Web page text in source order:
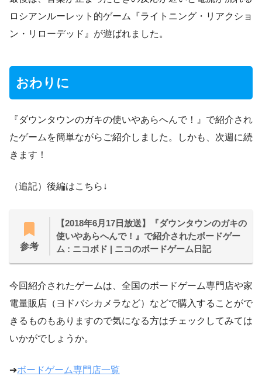
ロシアンルーレット的ゲーム『ライトニング・リアクショ
ン・リローデッド』が遊ばれました。
おわりに
『ダウンタウンのガキの使いやあらへんで！』で紹介され
たゲームを簡単ながらご紹介しました。しかも、次週に続
きます！
（追記）後編はこちら↓
参考
【2018年6月17日放送】『ダウンタウンのガキの
使いやあらへんで！』で紹介されたボードゲー
ム : ニコボド | ニコのボードゲーム日記
今回紹介されたゲームは、全国のボードゲーム専門店や家
電量販店（ヨドバシカメラなど）などで購入することがで
きるものもありますので気になる方はチェックしてみては
いかがでしょうか。
➔ボードゲーム専門店一覧